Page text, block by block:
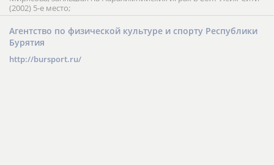
(2002) 5-е место;
Агентство по физической культуре и спорту Республики
Бурятия
http://bursport.ru/